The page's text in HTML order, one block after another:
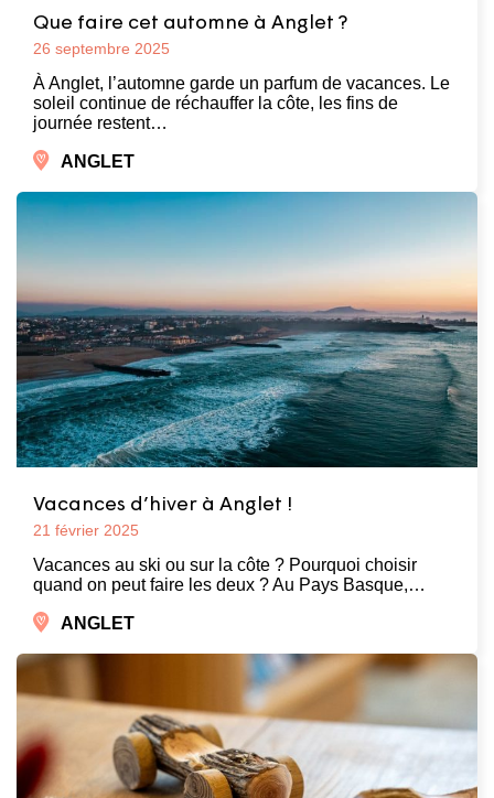
Que faire cet automne à Anglet ?
26 septembre 2025
À Anglet, l’automne garde un parfum de vacances. Le
soleil continue de réchauffer la côte, les fins de
journée restent…
ANGLET
Vacances d’hiver à Anglet !
21 février 2025
Vacances au ski ou sur la côte ? Pourquoi choisir
quand on peut faire les deux ? Au Pays Basque,…
ANGLET